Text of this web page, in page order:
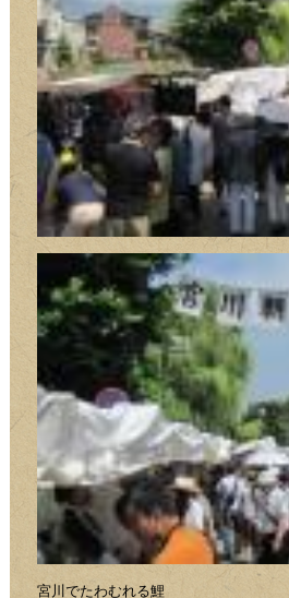
宮川でたわむれる鯉